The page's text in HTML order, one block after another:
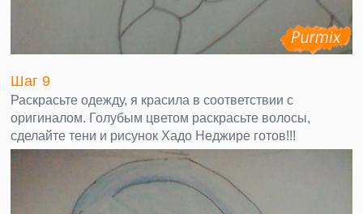
Шаг 9
Раскрасьте одежду, я красила в соответствии с
оригиналом. Голубым цветом раскрасьте волосы,
сделайте тени и рисунок Хадо Неджире готов!!!